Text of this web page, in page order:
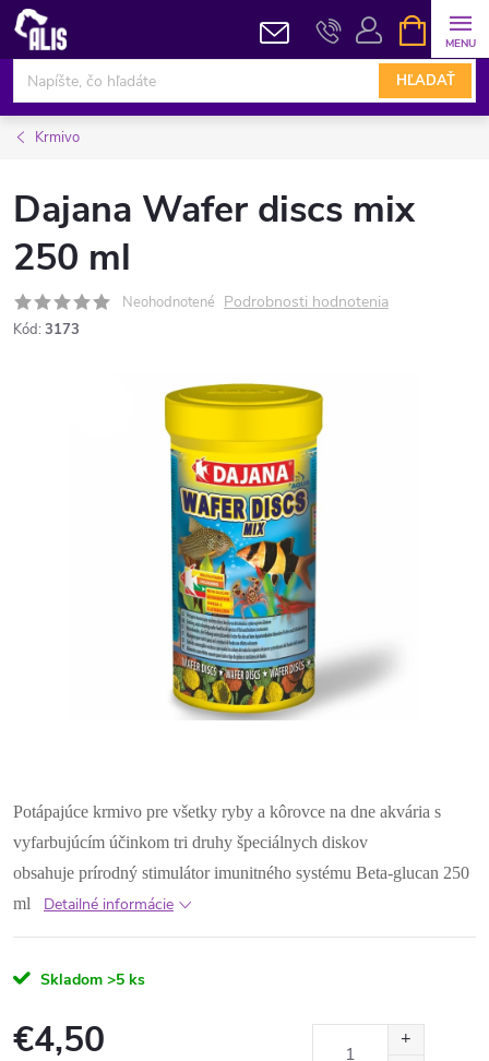
Prejsť
obsah
HĽADAŤ
KOŠÍK
Krmivo
Dajana Wafer discs mix
250 ml
Neohodnotené Podrobnosti hodnotenia
Kód: 3173
Potápajúce krmivo pre všetky ryby a kôrovce na dne akvária s
vyfarbujúcím účinkom tri druhy špeciálnych diskov
obsahuje prírodný stimulátor imunitného systému Beta-glucan 250
ml
Detailné informácie
Skladom >5 ks
€4,50